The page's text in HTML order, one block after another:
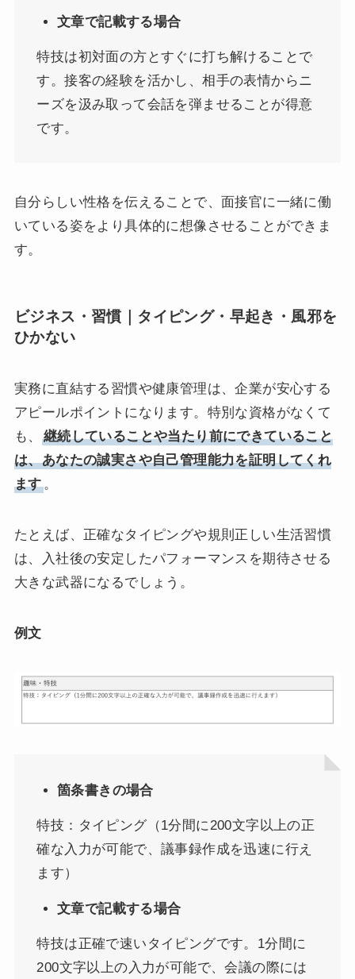
文章で記載する場合
特技は初対面の方とすぐに打ち解けることで
す。接客の経験を活かし、相手の表情からニ
ーズを汲み取って会話を弾ませることが得意
です。
自分らしい性格を伝えることで、面接官に一緒に働
いている姿をより具体的に想像させることができま
す。
ビジネス・習慣｜タイピング・早起き・風邪を
ひかない
実務に直結する習慣や健康管理は、企業が安心する
アピールポイントになります。特別な資格がなくて
も、
継続していることや当たり前にできていること
は、あなたの誠実さや自己管理能力を証明してくれ
ます。
たとえば、正確なタイピングや規則正しい生活習慣
は、入社後の安定したパフォーマンスを期待させる
大きな武器になるでしょう。
例文
箇条書きの場合
特技：タイピング（1分間に200文字以上の正
確な入力が可能で、議事録作成を迅速に行え
ます）
文章で記載する場合
特技は正確で速いタイピングです。1分間に
200文字以上の入力が可能で、会議の際には